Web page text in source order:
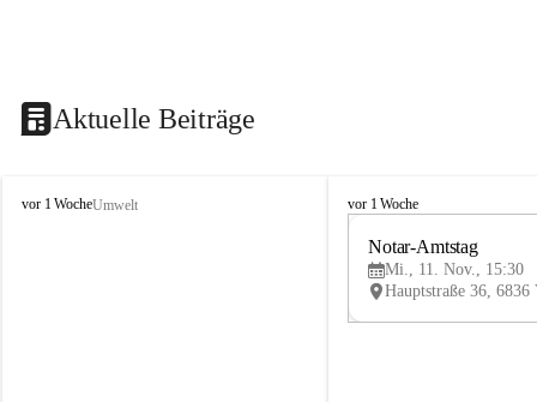
Aktuelle Beiträge
V
vor 1 WocheUmwelt
V
vor 1 Woche
Notar-Amtstag
Mi., 11. Nov., 15:30